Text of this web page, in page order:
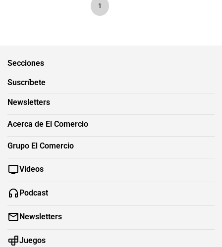
1
Secciones
Suscríbete
Newsletters
Acerca de El Comercio
Grupo El Comercio
Videos
Podcast
Newsletters
Juegos